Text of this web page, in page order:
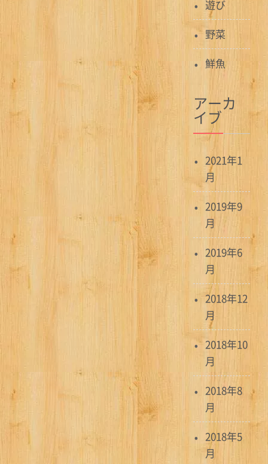
遊び
野菜
鮮魚
アーカ
イブ
2021年1
月
2019年9
月
2019年6
月
2018年12
月
2018年10
月
2018年8
月
2018年5
月